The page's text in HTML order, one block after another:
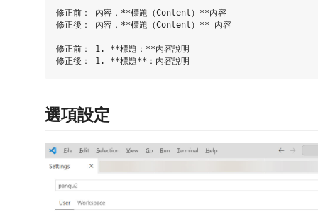
修正前： 內容，**標題（Content）**內容
修正後： 內容，**標題（Content）** 內容
修正前： 1. **標題：**內容說明
選項設定